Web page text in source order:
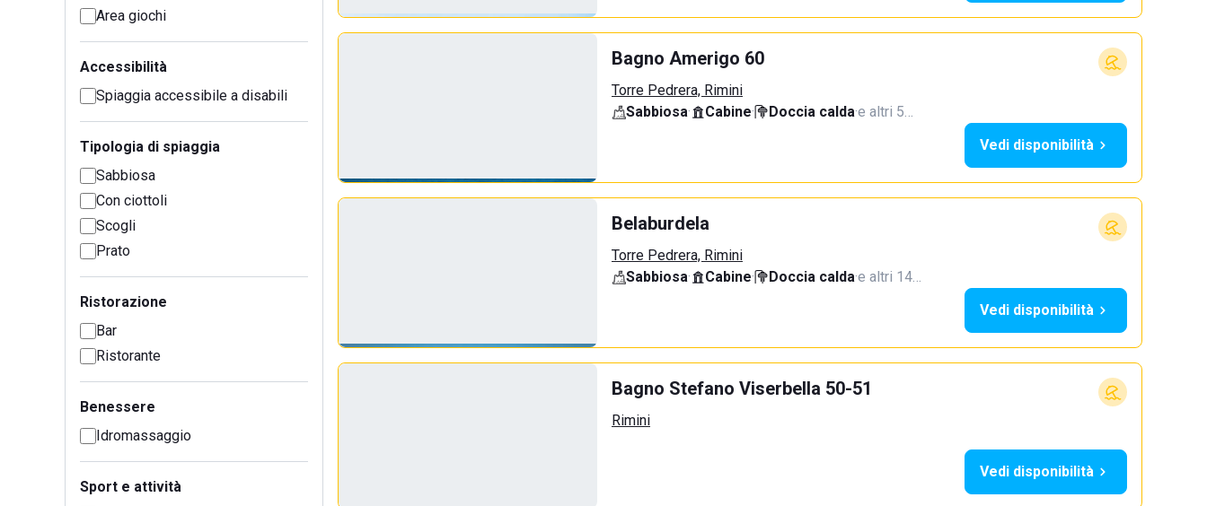
Area giochi
Accessibilità
Spiaggia accessibile a disabili
Tipologia di spiaggia
Sabbiosa
Con ciottoli
Scogli
Prato
Ristorazione
Bar
Ristorante
Benessere
Idromassaggio
Sport e attività
Bagno Amerigo 60
Torre Pedrera, Rimini
Sabbiosa· Cabine· Doccia calda·e altri 5…
Vedi disponibilità
Belaburdela
Torre Pedrera, Rimini
Sabbiosa· Cabine· Doccia calda·e altri 14…
Vedi disponibilità
Bagno Stefano Viserbella 50-51
Rimini
Vedi disponibilità